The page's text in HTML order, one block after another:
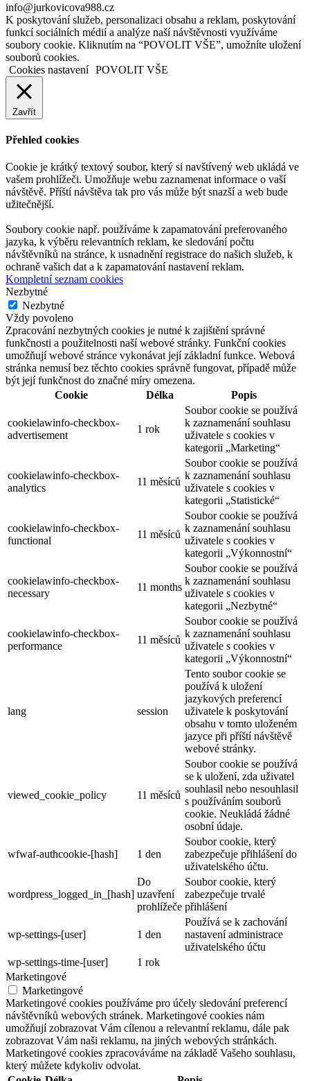
info@jurkovicova988.cz
K poskytování služeb, personalizaci obsahu a reklam, poskytování
funkcí sociálních médií a analýze naší návštěvnosti využíváme
soubory cookie. Kliknutím na “POVOLIT VŠE”, umožníte uložení
souborů cookies.
Cookies nastavení POVOLIT VŠE
Zavřít
Přehled cookies
Cookie je krátký textový soubor, který si navštívený web ukládá ve
vašem prohlížeči. Umožňuje webu zaznamenat informace o vaší
návštěvě. Příští návštěva tak pro vás může být snazší a web bude
užitečnější.
Soubory cookie např. používáme k zapamatování preferovaného
jazyka, k výběru relevantních reklam, ke sledování počtu
návštěvníků na stránce, k usnadnění registrace do našich služeb, k
ochraně vašich dat a k zapamatování nastavení reklam.
Kompletní seznam cookies
Nezbytné
Nezbytné
Vždy povoleno
Zpracování nezbytných cookies je nutné k zajištění správné
funkčnosti a použitelnosti naší webové stránky. Funkční cookies
umožňují webové stránce vykonávat její základní funkce. Webová
stránka nemusí bez těchto cookies správně fungovat, případě může
být její funkčnost do značné míry omezena.
Cookie
Délka Popis
cookielawinfo-checkbox-
advertisement
1 rok
Soubor cookie se používá
k zaznamenání souhlasu
uživatele s cookies v
kategorii „Marketing“
cookielawinfo-checkbox-
analytics
11 měsíců
Soubor cookie se používá
k zaznamenání souhlasu
uživatele s cookies v
kategorii „Statistické“
cookielawinfo-checkbox-
functional
11 měsíců
Soubor cookie se používá
k zaznamenání souhlasu
uživatele s cookies v
kategorii „Výkonnostní“
cookielawinfo-checkbox-
necessary
11 months
Soubor cookie se používá
k zaznamenání souhlasu
uživatele s cookies v
kategorii „Nezbytné“
cookielawinfo-checkbox-
performance
11 měsíců
Soubor cookie se používá
k zaznamenání souhlasu
uživatele s cookies v
kategorii „Výkonnostní“
lang session
Tento soubor cookie se
používá k uložení
jazykových preferencí
uživatele k poskytování
obsahu v tomto uloženém
jazyce při příští návštěvě
webové stránky.
viewed_cookie_policy 11 měsíců
Soubor cookie se používá
se k uložení, zda uživatel
souhlasil nebo nesouhlasil
s používáním souborů
cookie. Neukládá žádné
osobní údaje.
wfwaf-authcookie-[hash] 1 den
Soubor cookie, který
zabezpečuje přihlášení do
uživatelského účtu.
wordpress_logged_in_[hash]
Do
uzavření
prohlížeče
Soubor cookie, který
zabezpečuje trvalé
přihlášení
wp-settings-[user] 1 den
Používá se k zachování
nastavení administrace
uživatelského účtu
wp-settings-time-[user]
1 rok
Marketingové
Marketingové
Marketingové cookies používáme pro účely sledování preferencí
návštěvníků webových stránek. Marketingové cookies nám
umožňují zobrazovat Vám cílenou a relevantní reklamu, dále pak
zobrazovat Vám naši reklamu, na jiných webových stránkách.
Marketingové cookies zpracováváme na základě Vašeho souhlasu,
který můžete kdykoliv odvolat.